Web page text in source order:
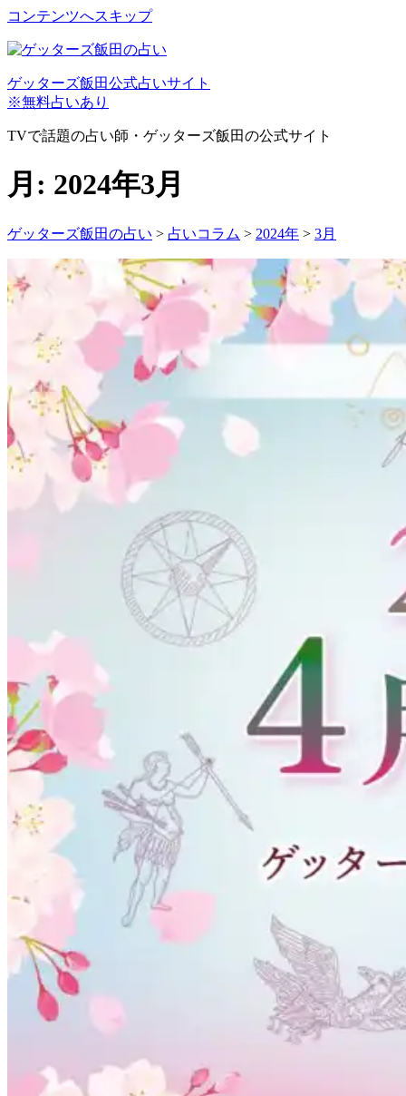
コンテンツへスキップ
ゲッターズ飯田公式占いサイト
※無料占いあり
TVで話題の占い師・ゲッターズ飯田の公式サイト
月: 2024年3月
ゲッターズ飯田の占い > 占いコラム > 2024年 > 3月